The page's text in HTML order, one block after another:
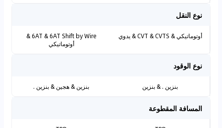
نوع النقل
أوتوماتيكي & CVT & CVTS & يدوي
6AT & 6AT Shift by Wire &
أوتوماتيكي
نوع الوقود
بنزين . & بنزين بنزين & هجين & بنزين .
المسافة المقطوعة